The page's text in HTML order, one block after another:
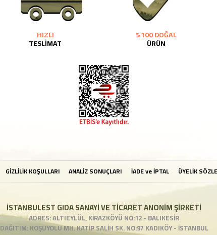
HIZLI
TESLİMAT
%100 DOĞAL
ÜRÜN
GİZLİLİK KOŞULLARI ANALİZ SONUÇLARI İADE ve İPTAL ÜYELİK
İSTANBULEST GIDA SANAYİ VE TİCARET ANONİM ŞİRKETİ
ADRES: ALTIEYLÜL, KİRAZKÖYÜ NO:12 - BALIKESİR
DAĞITIM: KOŞUYOLU MH. KATİP SALİH SK. NO:97 KADIKÖY - İSTANBUL